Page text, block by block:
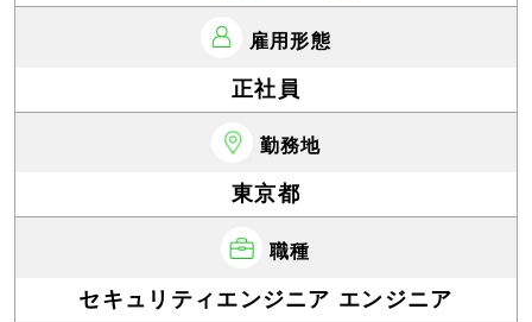
雇用形態
正社員
勤務地
東京都
職種
セキュリティエンジニア エンジニア